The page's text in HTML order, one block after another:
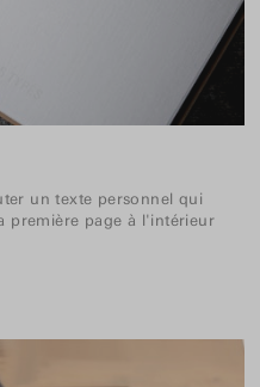
un texte personnel qui
première page à l'intérieur